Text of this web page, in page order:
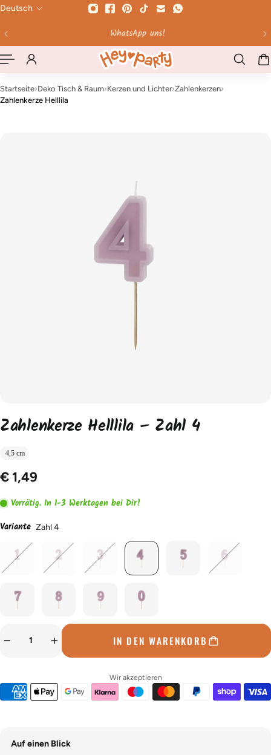
Bis 12 Uhr
Deutsch
Startseite›Deko Tisch & Raum›Kerzen und Lichter›Zahlenkerzen›
Zahlenkerze Helllila
Zahlenkerze Helllila – Zahl 4
4,5 cm
€ 1,49
Vorrätig. In 1-3 Werktagen bei Dir!
Variante Zahl 4
IN DEN WARENKORB
Wir akzeptieren
Auf einen Blick